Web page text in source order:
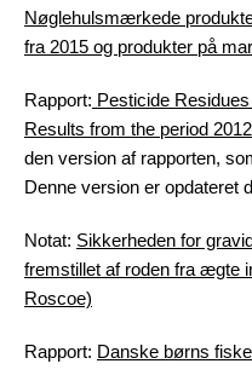
Nøglehulsmærkede
fra 2015 og produkter på
Rapport: Pesticide
Results from the period
den version af rapporten,
Denne version er opdateret
Notat: Sikkerheden for
fremstillet af roden fra ægte
Roscoe)
Rapport: Danske børns